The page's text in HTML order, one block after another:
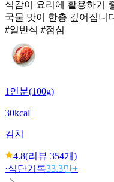
식감이 요리에 활용하기
국물 맛이 한층 깊어집니
#일반식 #점심
1인분(100g)
30kcal
김치
4.8(리뷰 354개)
·식단기록33.3만+